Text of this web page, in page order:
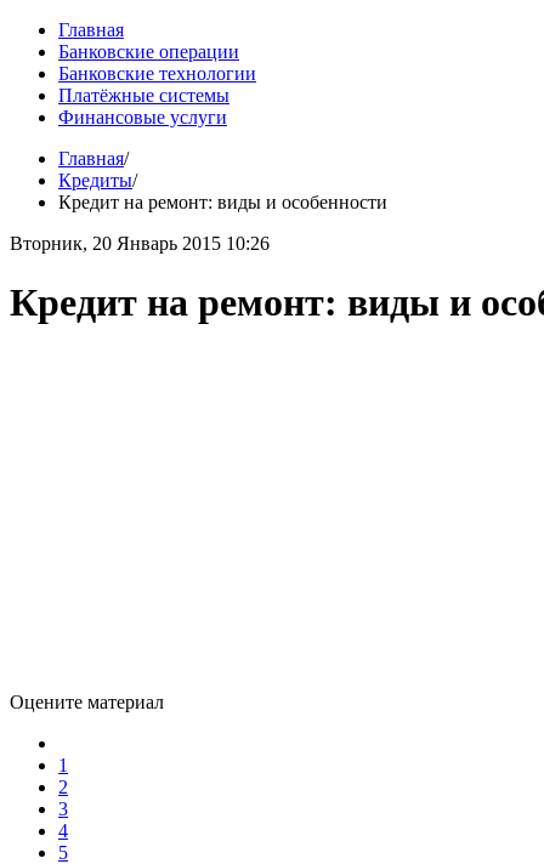
Главная
Банковские операции
Банковские технологии
Платёжные системы
Финансовые услуги
Главная/
Кредиты/
Кредит на ремонт: виды и особенности
Вторник, 20 Январь 2015 10:26
Кредит на ремонт: виды и
Оцените материал
1
2
3
4
5